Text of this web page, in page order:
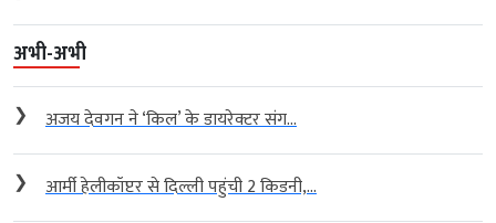
अभी-अभी
❯ अजय देवगन ने ‘किल’ के डायरेक्टर संग...
❯ आर्मी हेलीकॉप्टर से दिल्ली पहुंची 2 किडनी,...